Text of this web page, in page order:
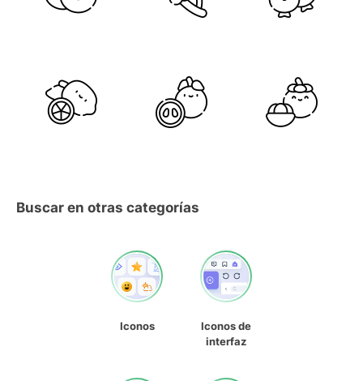
Buscar en otras categorías
Iconos
Iconos de
interfaz